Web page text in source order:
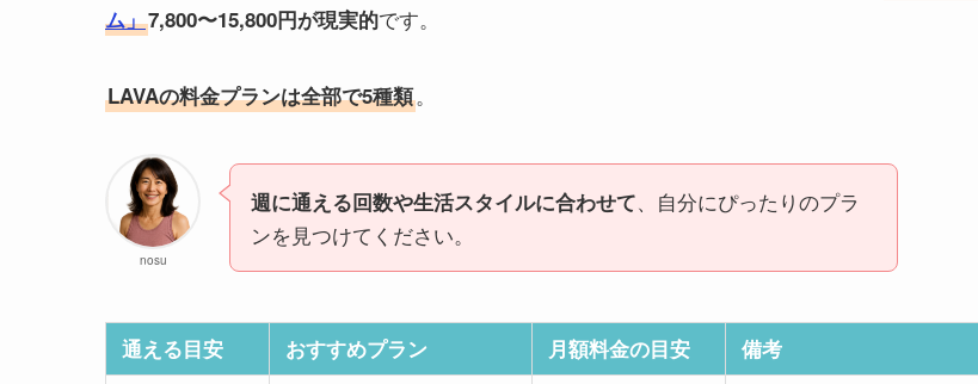
ム」7,800〜15,800円が現実的です。
LAVAの料金プランは全部で5種類。
nosu
週に通える回数や生活スタイルに合わせて、自分にぴったりのプラ
ンを見つけてください。
通える目安 おすすめプラン 月額料金の目安 備考